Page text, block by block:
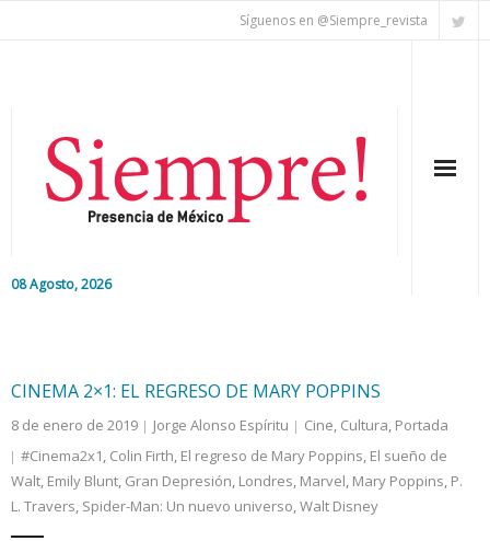
Síguenos en @Siempre_revista
08 Agosto, 2026
Nacional
Colaboradores
CINEMA 2×1: EL REGRESO DE MARY POPPINS
8 de enero de 2019 Jorge Alonso Espíritu Cine, Cultura, Portada
#Cinema2x1, Colin Firth, El regreso de Mary Poppins, El sueño de
Walt, Emily Blunt, Gran Depresión, Londres, Marvel, Mary Poppins, P.
L. Travers, Spider-Man: Un nuevo universo,Walt Disney